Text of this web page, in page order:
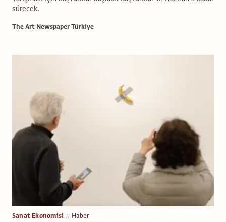
sürecek.
The Art Newspaper Türkiye
Sanat Ekonomisi Haber